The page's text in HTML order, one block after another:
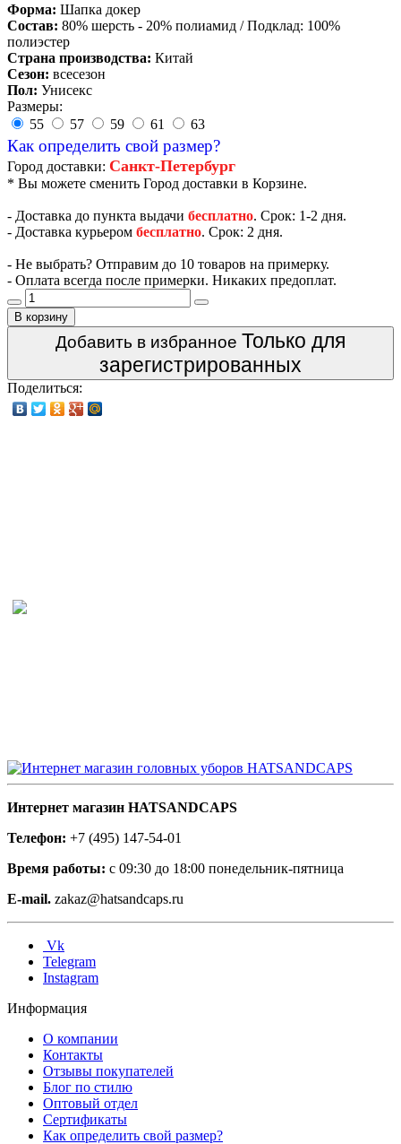
Форма: Шапка докер
Состав: 80% шерсть - 20% полиамид / Подклад: 100%
полиэстер
Страна производства: Китай
Сезон: всесезон
Пол: Унисекс
Размеры:
55
57 59 61 63
Как определить свой размер?
Город доставки: Санкт-Петербург
* Вы можете сменить Город доставки в Корзине.
- Доставка до пункта выдачи бесплатно. Срок: 1-2 дня.
- Доставка курьером бесплатно. Срок: 2 дня.
- Не выбрать? Отправим до 10 товаров на примерку.
- Оплата всегда после примерки. Никаких предоплат.
В корзину
Добавить в избранное Только для
зарегистрированных
Поделиться:
Интернет магазин HATSANDCAPS
Телефон: +7 (495) 147-54-01
Время работы: с 09:30 до 18:00 понедельник-пятница
E-mail. zakaz@hatsandcaps.ru
Vk
Telegram
Instagram
Информация
О компании
Контакты
Отзывы покупателей
Блог по стилю
Оптовый отдел
Сертификаты
Как определить свой размер?